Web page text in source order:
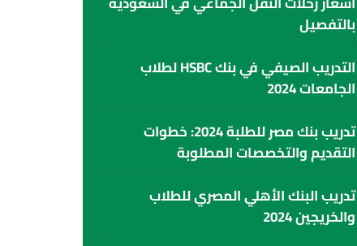
بالتفصيل
التدريب الصيفي في بنك HSBC لطلاب
الجامعات 2024
تدريب بنك مصر للطلبة 2024: خطوات
التقديم والتخصصات المطلوبة
تدريب البنك الأهلي المصري للطلاب
والخريجين 2024